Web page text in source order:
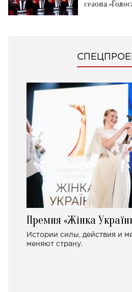
сезона
Премия «Жінка
Истории силы, действия и
меняют страну.